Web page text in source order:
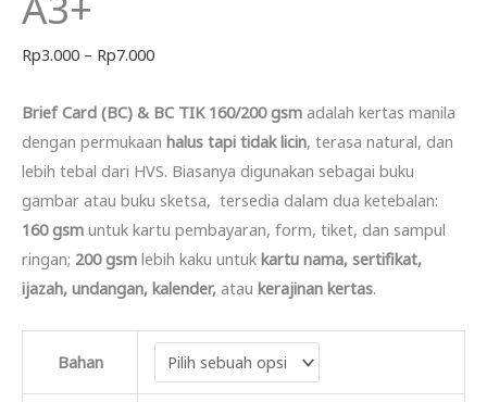
Rp3.000 – Rp7.000Rentang
Rp3.000
hingga
Rp7.000
Brief Card (BC) & BC TIK 160/200 gsm adalah kertas manila
dengan permukaan halus tapi tidak licin, terasa natural, dan
lebih tebal dari HVS. Biasanya digunakan sebagai buku
gambar atau buku sketsa, tersedia dalam dua ketebalan:
160 gsm untuk kartu pembayaran, form, tiket, dan sampul
ringan; 200 gsm lebih kaku untuk kartu nama, sertifikat,
ijazah, undangan, kalender, atau kerajinan kertas.
Bahan